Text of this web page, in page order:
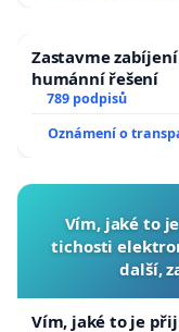
Zastavme
humánní řešení
789 podpisů
Oznámení o
Vím, jaké to
tichosti
další,
Vím, jaké to je